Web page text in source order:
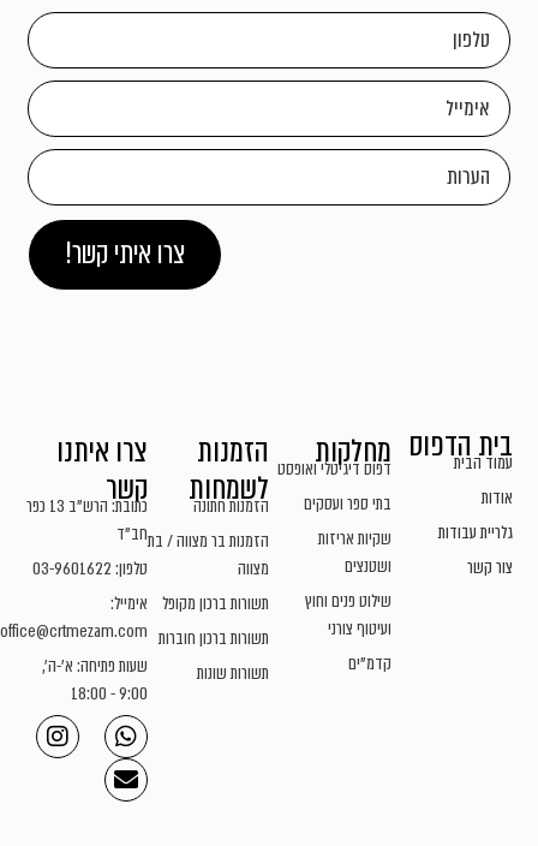
בית הדפוס
עמוד הבית
אודות
גלריית עבודות
צור קשר
מחלקות
דפוס דיגיטלי ואופסט
בתי ספר ועסקים
שקיות אריזות
ושטנצים
שילוט פנים וחוץ
ועיטוף צורני
קדמ"ים
הזמנות
לשמחות
הזמנות חתונה
הזמנות בר מצווה / בת
מצווה
תשורות ברכון מקופל
תשורות ברכון חוברות
תשורות שונות
צרו איתנו
קשר
כתובת: הרש"ב 13 כפר
חב"ד
טלפון: 03-9601622
אימייל:
office@crtmezam.com
שעות פתיחה: א'-ה',
9:00 - 18:00
צרו איתי קשר!